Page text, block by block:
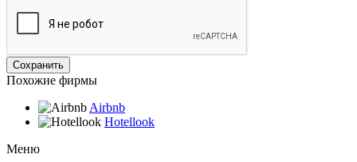
Похожие фирмы
Airbnb
Hotellook
Меню